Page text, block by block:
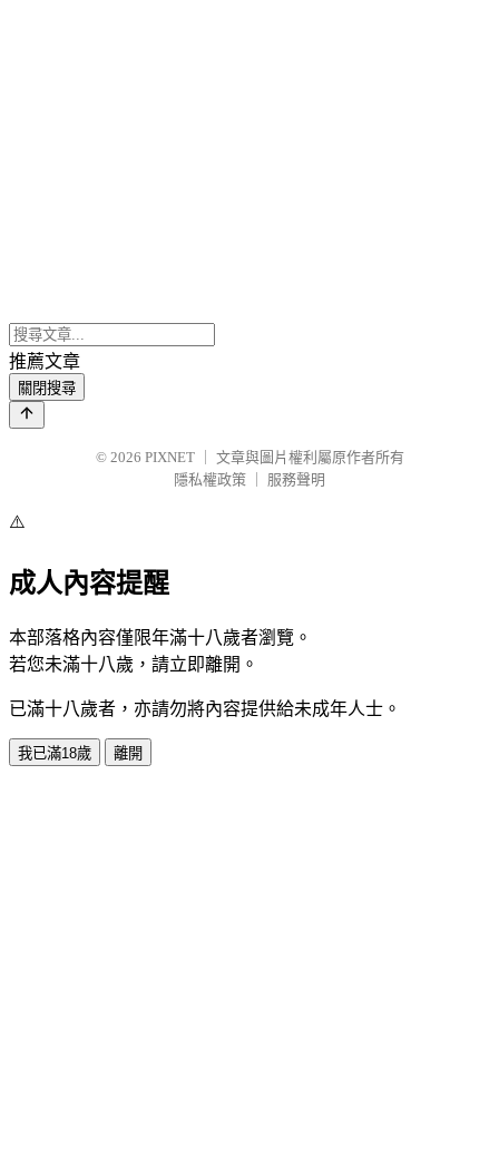
推薦文章
關閉搜尋
© 2026 PIXNET
文章與圖片權利屬原作者所有
隱私權政策
服務聲明
⚠️
成人內容提醒
本部落格內容僅限年滿十八歲者瀏覽。
若您未滿十八歲，請立即離開。
已滿十八歲者，亦請勿將內容提供給未成年人士。
我已滿18歲 離開